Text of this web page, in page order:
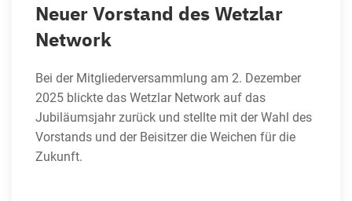
Neuer Vorstand des Wetzlar
Network
Bei der Mitgliederversammlung am 2. Dezember
2025 blickte das Wetzlar Network auf das
Jubiläumsjahr zurück und stellte mit der Wahl des
Vorstands und der Beisitzer die Weichen für die
Zukunft.